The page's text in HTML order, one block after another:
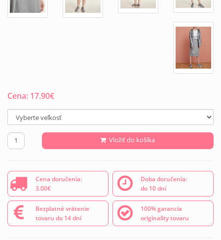
Cena: 17.90€
Vložiť do košíka
Cena doručenia:
3.00€
Doba doručenia:
do 10 dní
Bezplatné vrátenie
tovaru do 14 dní
100% garancia
originality tovaru